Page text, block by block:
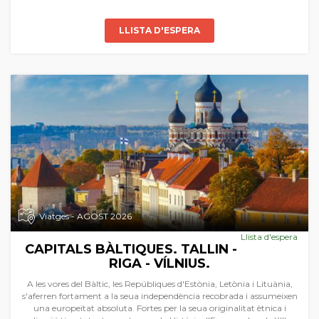
LLISTA D'ESPERA
Viatges - AGOST 2026
Llista d'espera
CAPITALS BÀLTIQUES. TALLIN -
RIGA - VÍLNIUS.
A les vores del Bàltic, les Repúbliques d'Estònia, Letònia i Lituània,
s'aferren fortament a la seua independència recobrada i assumeixen
una europeïtat absoluta. Fortes per la seua originalitat ètnica i